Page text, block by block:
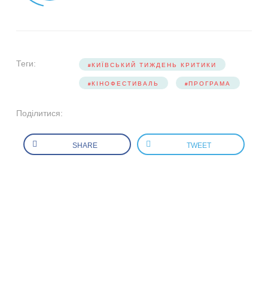
Теги: КИЇВСЬКИЙ ТИЖДЕНЬ КРИТИКИ
КІНОФЕСТИВАЛЬ ПРОГРАМА
Поділитися:
SHARE TWEET